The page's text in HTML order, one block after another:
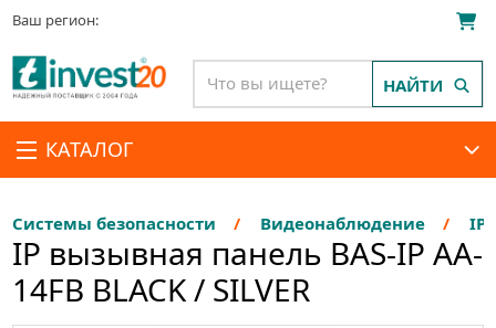
Ваш регион:
КАТАЛОГ
НАЙТИ
Системы безопасности Видеонаблюдение
IP вызывная панель BAS-IP AA-
14FB BLACK / SILVER